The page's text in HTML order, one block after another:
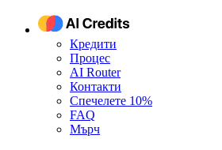
Кредити
Процес
AI Router
Контакти
Спечелете 10%
FAQ
Мърч